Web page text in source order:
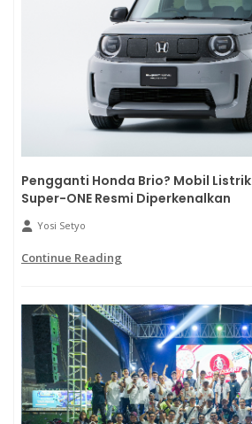
Pengganti Honda Brio? Mobil
Super-ONE Resmi Diperkenalkan
Yosi Setyo
Continue Reading